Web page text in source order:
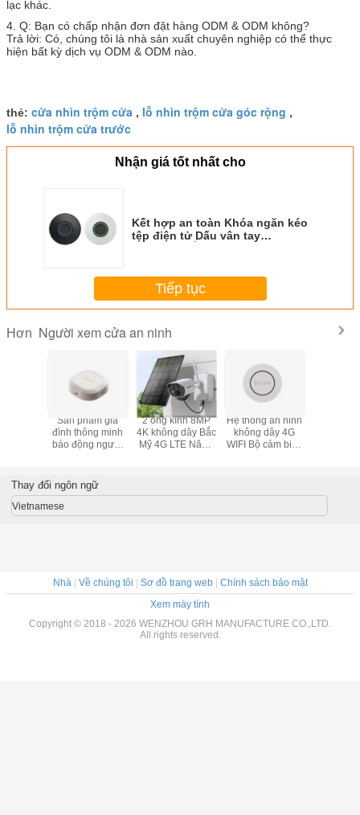
lạc khác.
4. Q: Bạn có chấp nhận đơn đặt hàng ODM & ODM không?
Trả lời: Có, chúng tôi là nhà sản xuất chuyên nghiệp có thể thực
hiện bất kỳ dịch vụ ODM & ODM nào.
thẻ: cửa nhìn trộm cửa , lỗ nhìn trộm cửa góc rộng ,
lỗ nhìn trộm cửa trước
Nhận giá tốt nhất cho
Kết hợp an toàn Khóa ngăn kéo
tệp điện tử Dấu vân tay
Tiếp tục
Hơn Người xem cửa an ninh
Sản phẩm gia
đình thông minh
báo động người
WiFi không dây
an ninh gia đình
4G Hệ thống báo
động tùy chỉnh
2 ống kính 8MP
4K không dây Bắc
Mỹ 4G LTE Năng
ngoài trời 4G Sim
CCTV mặt trời
Hệ thống an ninh
không dây 4G
WIFI Bộ cảm biến
an ninh nhà thông
Thay đổi ngôn ngữ
Vietnamese
Nhà| Về chúng tôi Sơ đồ trang web| Chính sách bảo mật
Xem máy tính
Copyright © 2018 - 2026 WENZHOU GRH MANUFACTURE CO.,LTD.
All rights reserved.